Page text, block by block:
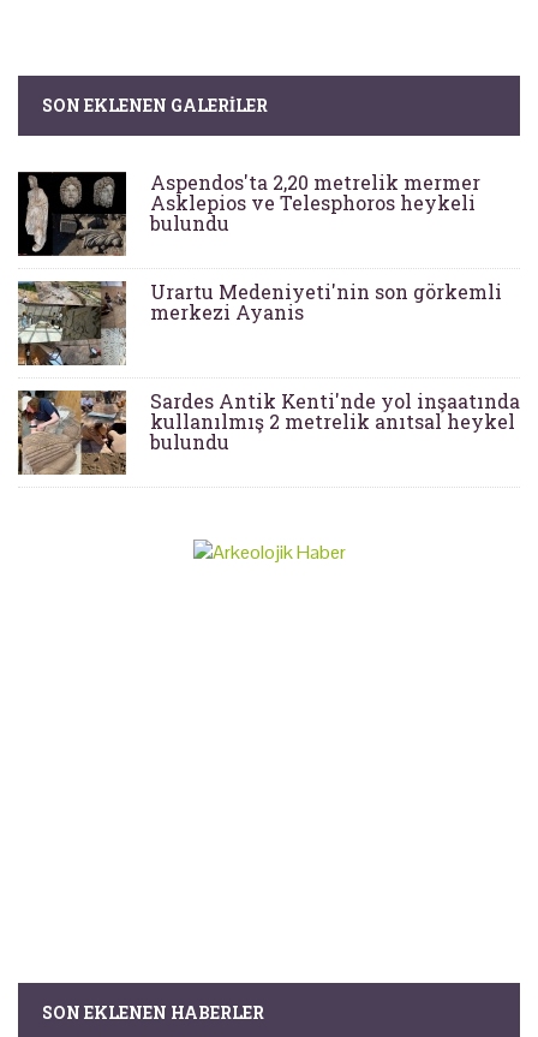
SON EKLENEN GALERILER
Aspendos'ta 2,20 metrelik mermer
Asklepios ve Telesphoros heykeli
bulundu
Urartu Medeniyeti'nin son görkemli
merkezi Ayanis
Sardes Antik Kenti'nde yol inşaatında
kullanılmış 2 metrelik anıtsal heykel
bulundu
SON EKLENEN HABERLER